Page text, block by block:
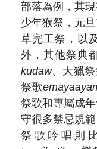
部落為例，其
少年猴祭，元
草完工祭，以
外，其他祭典
kudaw、大獵
祭歌
祭歌和專屬成
守很多禁忌規
祭歌吟唱則